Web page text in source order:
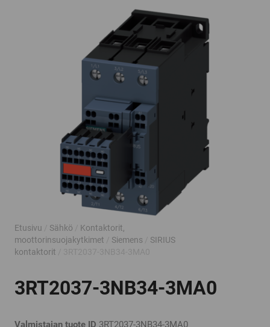
Etusivu Sähkö
Kontaktorit,
moottorinsuojakytkimet
Siemens
SIRIUS
kontaktorit
3RT2037-3NB34-3MA0
Valmistajan tuote ID 3RT2037-3NB34-3MA0